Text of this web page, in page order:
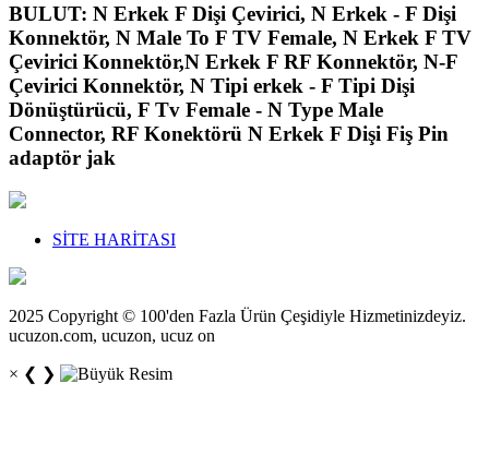
BULUT: N Erkek F Dişi Çevirici, N Erkek - F Dişi
Konnektör, N Male To F TV Female, N Erkek F TV
Çevirici Konnektör,N Erkek F RF Konnektör, N-F
Çevirici Konnektör, N Tipi erkek - F Tipi Dişi
Dönüştürücü, F Tv Female - N Type Male
Connector, RF Konektörü N Erkek F Dişi Fiş Pin
adaptör jak
SİTE HARİTASI
2025 Copyright © 100'den Fazla Ürün Çeşidiyle Hizmetinizdeyiz.
ucuzon.com, ucuzon, ucuz on
× ❮ ❯